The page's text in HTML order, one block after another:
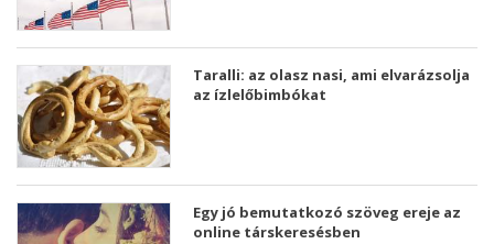
Taralli: az olasz nasi, ami elvarázsolja
az ízlelőbimbókat
Egy jó bemutatkozó szöveg ereje az
online társkeresésben